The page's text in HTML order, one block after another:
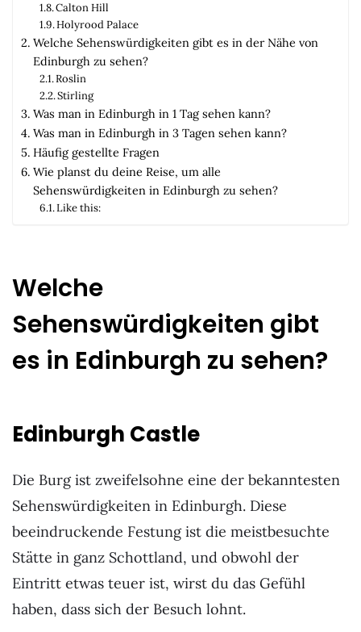
Calton Hill
Holyrood Palace
Welche Sehenswürdigkeiten gibt es in der Nähe von
Edinburgh zu sehen?
Roslin
Stirling
Was man in Edinburgh in 1 Tag sehen kann?
Was man in Edinburgh in 3 Tagen sehen kann?
Häufig gestellte Fragen
Wie planst du deine Reise, um alle
Sehenswürdigkeiten in Edinburgh zu sehen?
Like this:
Welche
Sehenswürdigkeiten gibt
es in Edinburgh zu sehen?
Edinburgh Castle
Die Burg ist zweifelsohne eine der bekanntesten
Sehenswürdigkeiten in Edinburgh. Diese
beeindruckende Festung ist die meistbesuchte
Stätte in ganz Schottland, und obwohl der
Eintritt etwas teuer ist, wirst du das Gefühl
haben, dass sich der Besuch lohnt.